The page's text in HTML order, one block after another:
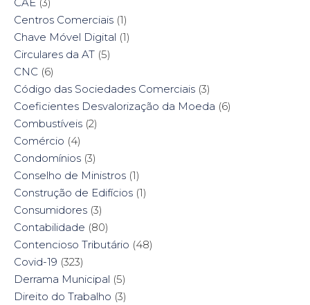
Centros Comerciais (1)
Chave Móvel Digital (1)
Circulares da AT (5)
CNC (6)
Código das Sociedades Comerciais (3)
Coeficientes Desvalorização da Moeda (6)
Combustíveis (2)
Comércio (4)
Condomínios (3)
Conselho de Ministros (1)
Construção de Edifícios (1)
Consumidores (3)
Contabilidade (80)
Contencioso Tributário (48)
Covid-19 (323)
Derrama Municipal (5)
Direito do Trabalho (3)